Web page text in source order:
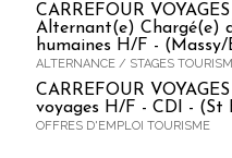
CARREFOUR
Alternant(e) Chargé(e)
humaines H/F - (Massy/
ALTERNANCE / STAGES
CARREFOUR
voyages H/F - CDI - (St
OFFRES D'EMPLOI TOURISME